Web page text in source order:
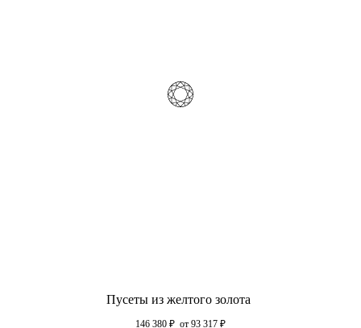
Пусеты из желтого золота
146 380 ₽ от 93 317 ₽